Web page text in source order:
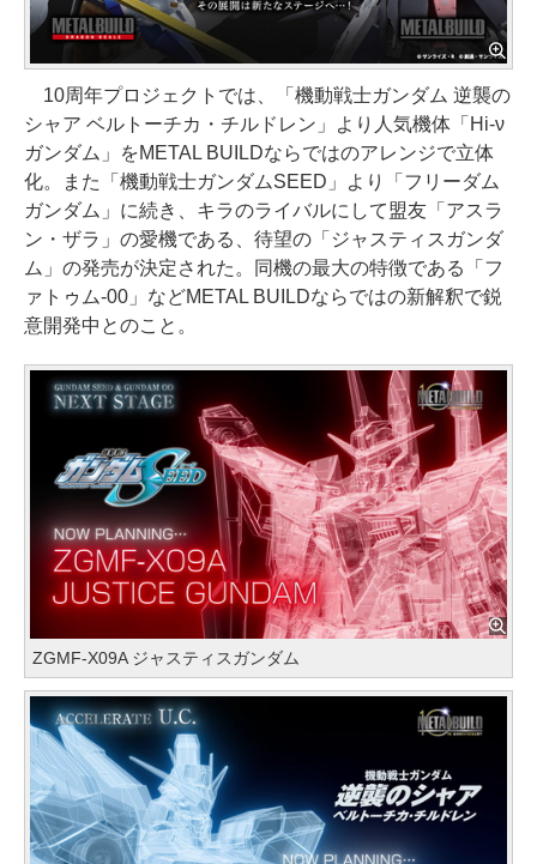
10周年プロジェクトでは、「機動戦士ガンダム 逆襲の
シャア ベルトーチカ・チルドレン」より人気機体「Hi-ν
ガンダム」をMETAL BUILDならではのアレンジで立体
化。また「機動戦士ガンダムSEED」より「フリーダム
ガンダム」に続き、キラのライバルにして盟友「アスラ
ン・ザラ」の愛機である、待望の「ジャスティスガンダ
ム」の発売が決定された。同機の最大の特徴である「フ
ァトゥム-00」などMETAL BUILDならではの新解釈で鋭
意開発中とのこと。
ZGMF-X09A ジャスティスガンダム